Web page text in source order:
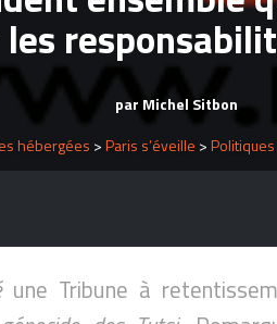
par Michel Sitbon
hébergées >Paris s’éveille >
une Tribune à